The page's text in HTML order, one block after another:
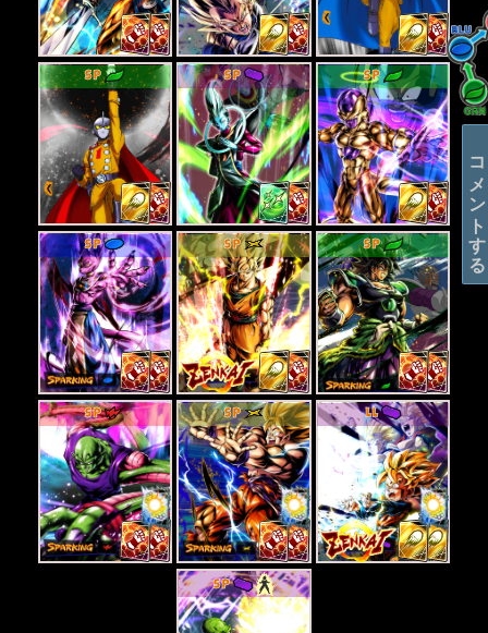
SP SP SP
SP SP SP
SP SP LL
SP
コメントする